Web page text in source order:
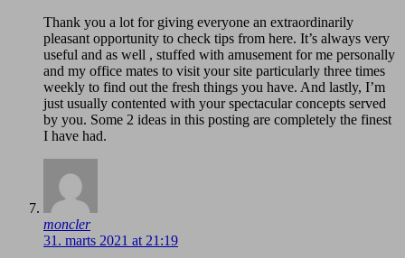
Thank you a lot for giving everyone an extraordinarily
pleasant opportunity to check tips from here. It’s always very
useful and as well , stuffed with amusement for me personally
and my office mates to visit your site particularly three times
weekly to find out the fresh things you have. And lastly, I’m
just usually contented with your spectacular concepts served
by you. Some 2 ideas in this posting are completely the finest
I have had.
moncler
31. marts 2021 at 21:19